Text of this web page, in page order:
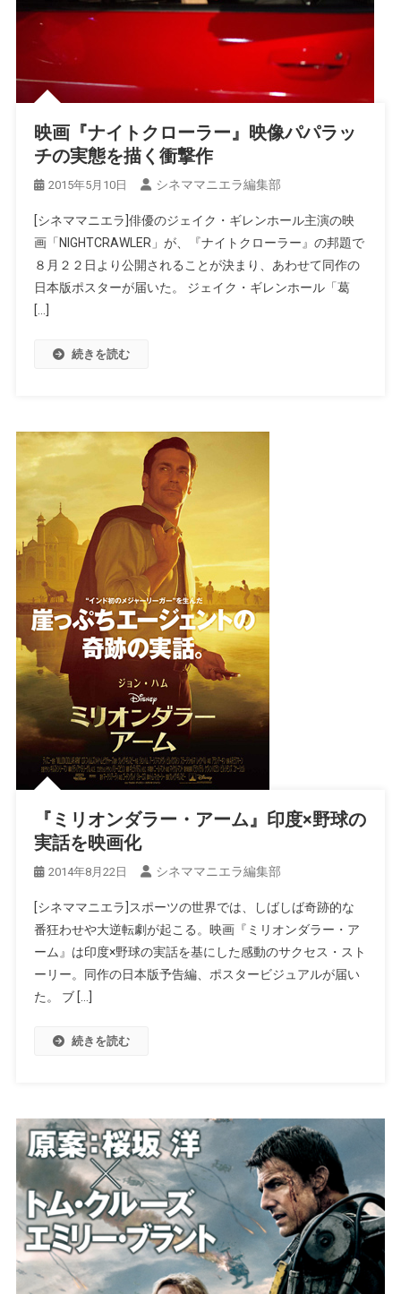
映画『ナイトクローラー』映像パパラッ
チの実態を描く衝撃作
2015年5月10日 シネママニエラ編集部
[シネママニエラ]俳優のジェイク・ギレンホール主演の映
画「NIGHTCRAWLER」が、『ナイトクローラー』の邦題で
８月２２日より公開されることが決まり、あわせて同作の
日本版ポスターが届いた。 ジェイク・ギレンホール「葛
[…]
続きを読む
『ミリオンダラー・アーム』印度×野球の
実話を映画化
2014年8月22日 シネママニエラ編集部
[シネママニエラ]スポーツの世界では、しばしば奇跡的な
番狂わせや大逆転劇が起こる。映画『ミリオンダラー・ア
ーム』は印度×野球の実話を基にした感動のサクセス・スト
ーリー。同作の日本版予告編、ポスタービジュアルが届い
た。 ブ […]
続きを読む